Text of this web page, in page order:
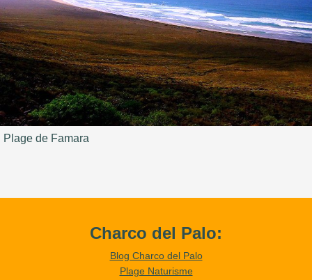
Plage de Famara
Charco del Palo:
Blog Charco del Palo
Plage Naturisme